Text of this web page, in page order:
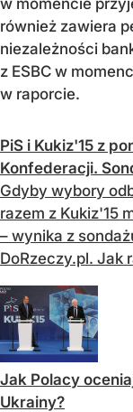
również zawiera
niezależności
z ESBC w
w raporcie.
PiS i Kukiz'15 z
Konfederacji.
Gdyby wybory
razem z Kukiz'15
– wynika z
DoRzeczy.pl. Jak
Jak Polacy
Ukrainy?